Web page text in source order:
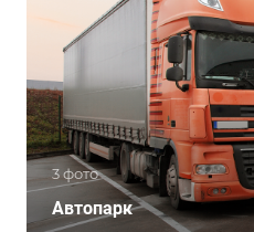
3 фото
Автопарк